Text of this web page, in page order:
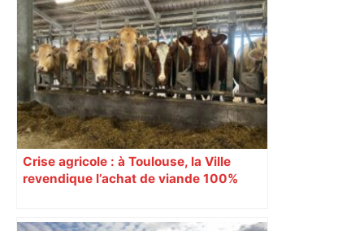
Crise agricole : à Toulouse, la Ville
revendique l’achat de viande 100%